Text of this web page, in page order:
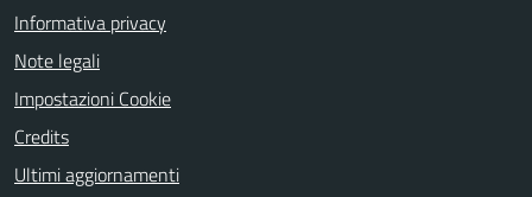
Informativa privacy
Note legali
Impostazioni Cookie
Credits
Ultimi aggiornamenti